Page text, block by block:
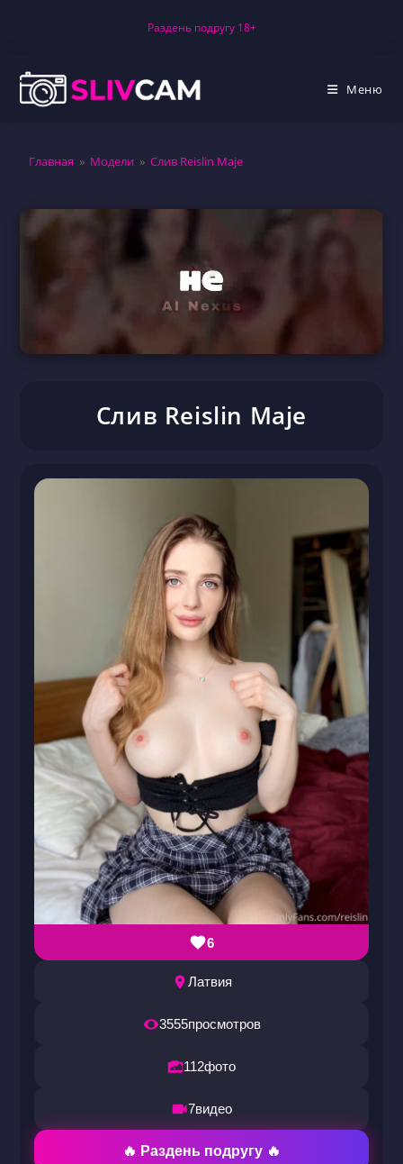
Раздень подругу 18+
Меню
Главная » Модели » Слив Reislin Maje
Слив Reislin Maje
6
Латвия
3555просмотров
112фото
7видео
🔥 Раздень подругу 🔥